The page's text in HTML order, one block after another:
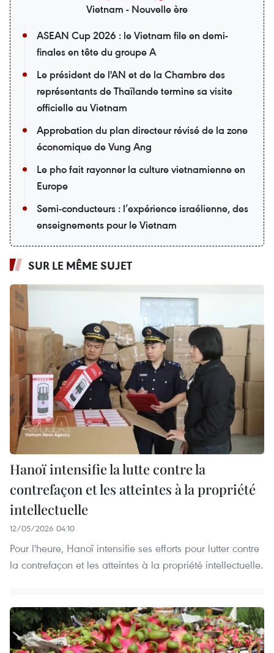
Vietnam - Nouvelle ère
ASEAN Cup 2026 : le Vietnam file en demi-
finales en tête du groupe A
Le président de l'AN et de la Chambre des
représentants de Thaïlande termine sa visite
officielle au Vietnam
Approbation du plan directeur révisé de la zone
économique de Vung Ang
Le pho fait rayonner la culture vietnamienne en
Europe
Semi-conducteurs : l’expérience israélienne, des
enseignements pour le Vietnam
SUR LE MÊME SUJET
Hanoï intensifie la lutte contre la
contrefaçon et les atteintes à la propriété
intellectuelle
12/05/2026 04:10
Pour l'heure, Hanoï intensifie ses efforts pour lutter contre
la contrefaçon et les atteintes à la propriété intellectuelle.